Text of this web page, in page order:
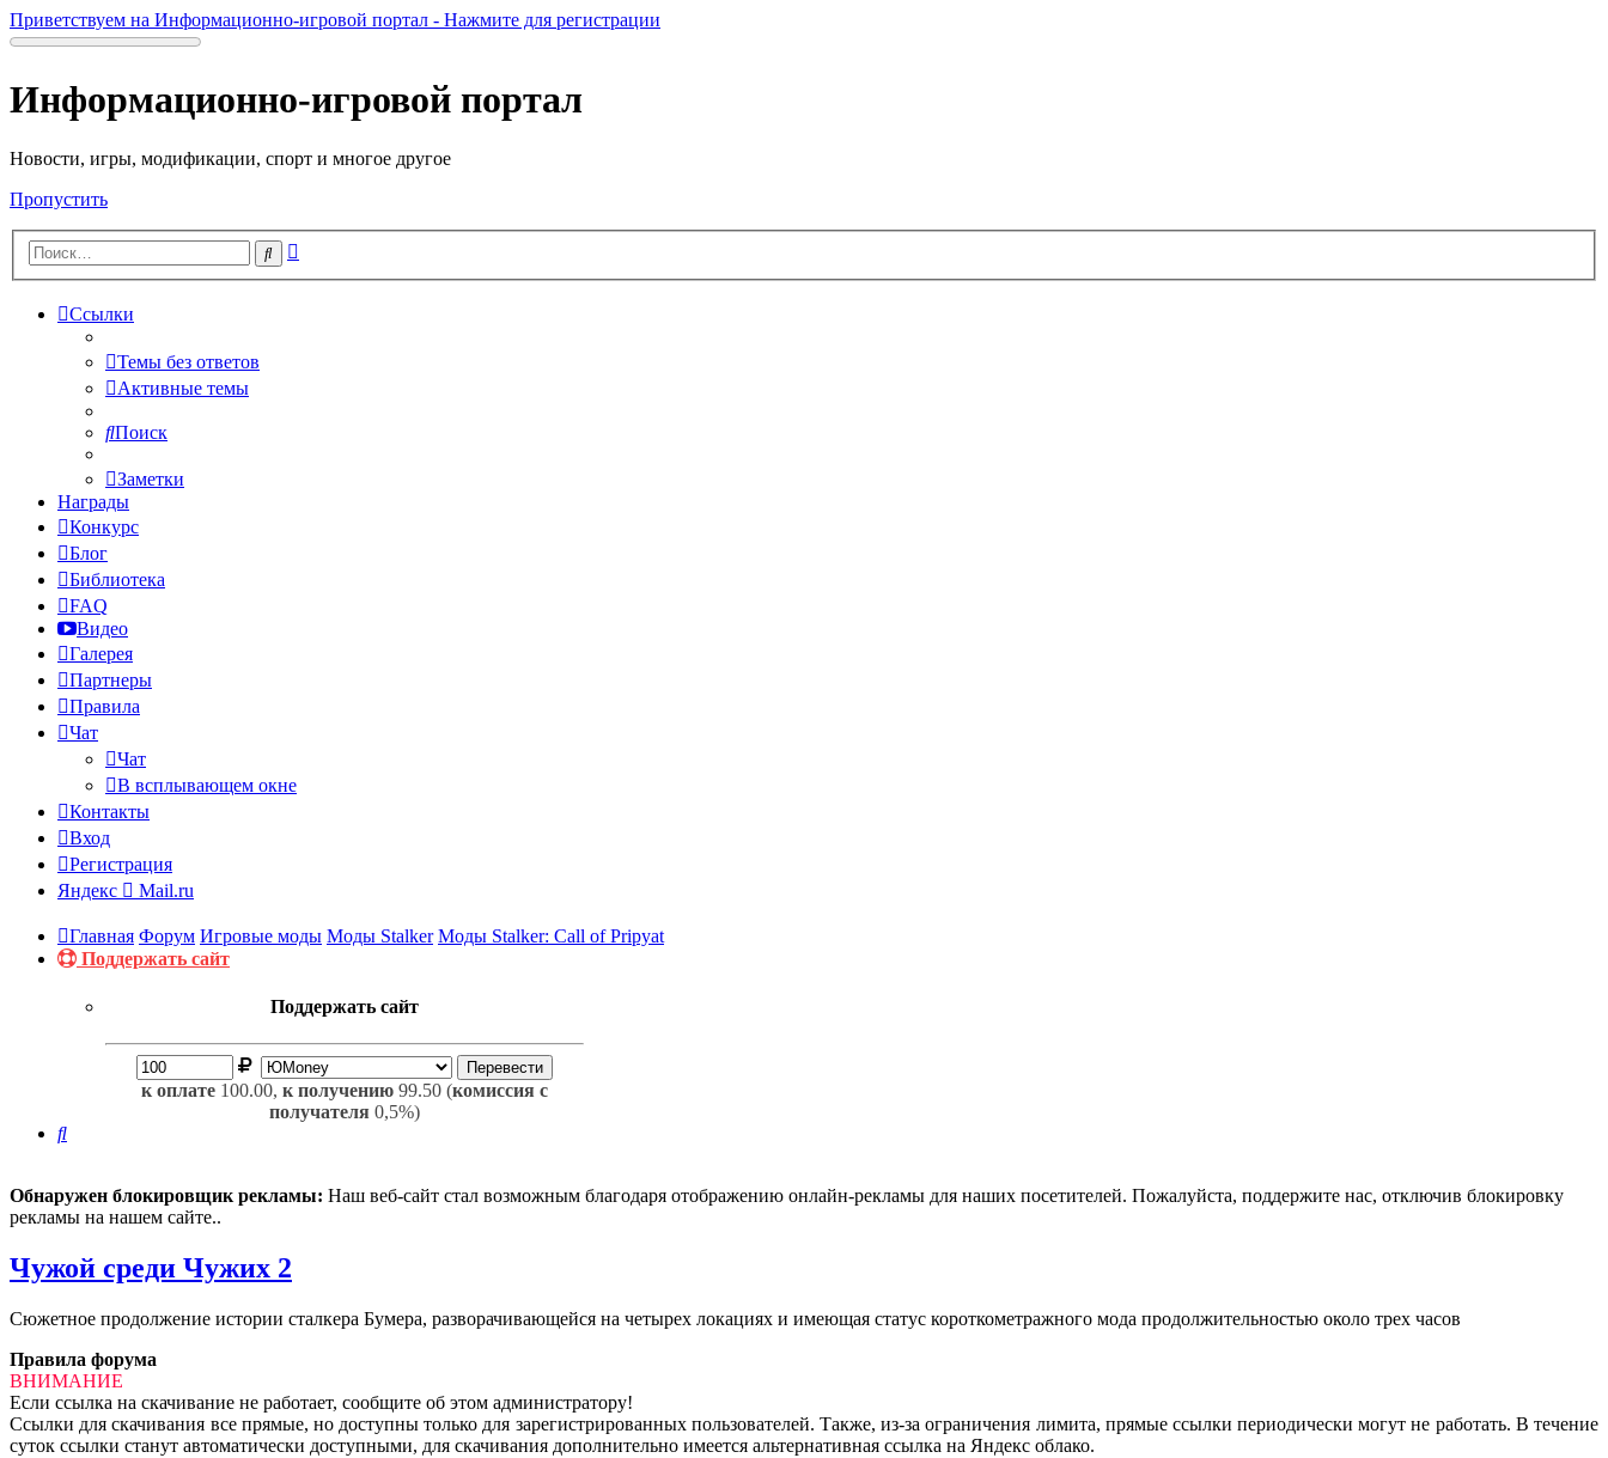
Приветствуем на Информационно-игровой портал - Нажмите для регистрации
Информационно-игровой портал
Новости, игры, модификации, спорт и многое другое
Пропустить
Поиск
Ссылки
Темы без ответов
Активные темы
Поиск
Заметки
Награды
Конкурс
Блог
Библиотека
FAQ
Видео
Галерея
Партнеры
Правила
Чат
Чат
В всплывающем окне
Контакты
Вход
Регистрация
Яндекс
Mail.ru
Главная Форум Игровые моды Моды Stalker Моды Stalker: Call of Pripyat
Поддержать сайт
Поддержать сайт
к оплате 100.00, к получению 99.50 (комиссия с
получателя 0,5%)
Поиск
Обнаружен блокировщик рекламы: Наш веб-сайт стал возможным благодаря отображению онлайн-рекламы для наших посетителей. Пожалуйста, поддержите нас, отключив блокировку
рекламы на нашем сайте..
Чужой среди Чужих 2
Сюжетное продолжение истории сталкера Бумера, разворачивающейся на четырех локациях и имеющая статус короткометражного мода продолжительностью около трех часов
Правила форума
ВНИМАНИЕ
Если ссылка на скачивание не работает, сообщите об этом администратору!
Ссылки для скачивания все прямые, но доступны только для зарегистрированных пользователей. Также, из-за ограничения лимита, прямые ссылки периодически могут не работать. В течение
суток ссылки станут автоматически доступными, для скачивания дополнительно имеется альтернативная ссылка на Яндекс облако.